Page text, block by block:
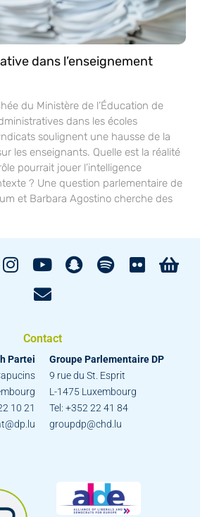
dans l’enseignement
du Ministère de l’Éducation de
dans les écoles
soulignent une hausse de la
les enseignants. Quelle est la réalité
pourrait jouer l’intelligence
? Une question parlementaire de
et Barbara Agostino cherche des
Contact
Partei
10 21
Groupe Parlementaire DP
9 rue du St. Esprit
L-1475 Luxembourg
Tel: +352 22 41 84
groupdp@chd.lu